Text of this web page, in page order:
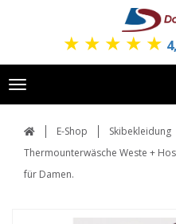
★ ★ ★ ★ ★
Toggle
navigation
E-Shop Skibekleidung
Thermounterwäsche Weste +
für Damen.